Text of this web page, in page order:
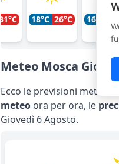
31°C 18°C 26°C 16°C
Meteo Mosca
Ecco le previsioni meteo
meteo ora per ora, le
Giovedì 6 Agosto.